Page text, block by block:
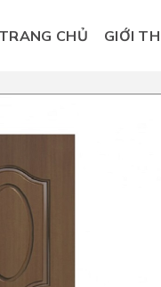
TRANG CHỦ GIỚI